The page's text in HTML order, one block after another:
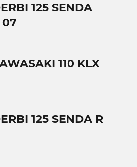
125 SENDA
07
110 KLX
125 SENDA R